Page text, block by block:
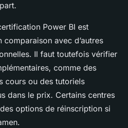
Power BI est
avec d’autres
Il faut toutefois vérifier
comme des
cours ou des tutoriels
dans le prix. Certains centres
options de réinscription si